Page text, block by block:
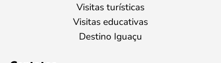
Visitas turísticas
Visitas educativas
Destino Iguaçu